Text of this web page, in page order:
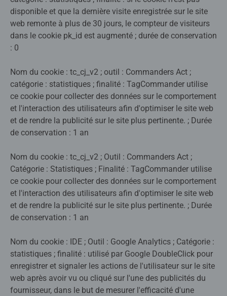
disponible et que la dernière visite enregistrée sur le site
web remonte à plus de 30 jours, le compteur de visiteurs
dans le cookie pk_id est augmenté ; durée de conservation
: 0
Nom du cookie : tc_cj_v2 ; outil : Commanders Act ;
catégorie : statistiques ; finalité : TagCommander utilise
ce cookie pour collecter des données sur le comportement
et l'interaction des utilisateurs afin d'optimiser le site web
et de rendre la publicité sur le site plus pertinente. ; Durée
de conservation : 1 an
Nom du cookie : tc_cj_v2 ; Outil : Commanders Act ;
Catégorie : Statistiques ; Finalité : TagCommander utilise
ce cookie pour collecter des données sur le comportement
et l'interaction des utilisateurs afin d'optimiser le site web
et de rendre la publicité sur le site plus pertinente. ; Durée
de conservation : 1 an
Nom du cookie : IDE ; Outil : Google Analytics ; Catégorie :
statistiques ; finalité : utilisé par Google DoubleClick pour
enregistrer et signaler les actions de l'utilisateur sur le site
web après avoir vu ou cliqué sur l'une des publicités du
fournisseur, dans le but de mesurer l'efficacité d'une